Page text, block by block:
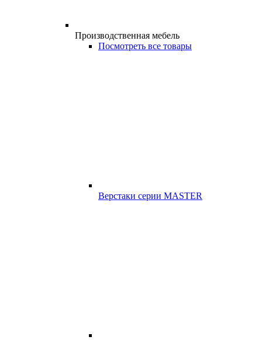
Производственная мебель
Посмотреть все товары
Верстаки серии MASTER